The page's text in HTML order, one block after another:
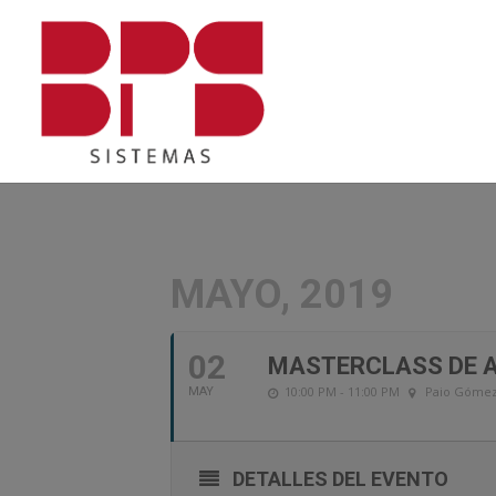
MAYO, 2019
02
MAY
MASTERCLASS DE
10:00 PM - 11:00 PM Paio
DETALLES DEL EVENTO